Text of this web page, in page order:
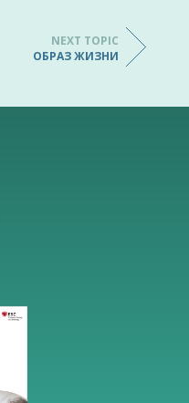
NEXT TOPIC
ОБРАЗ ЖИЗНИ